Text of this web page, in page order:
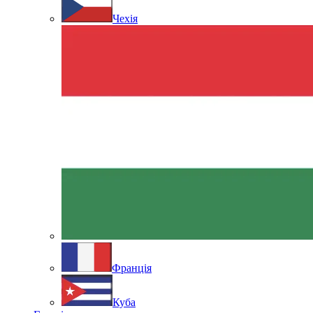
Чехія
Франція
Куба